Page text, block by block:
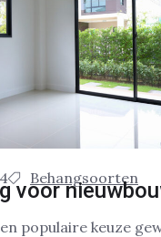
Behangsoorten
voor
populaire keuze